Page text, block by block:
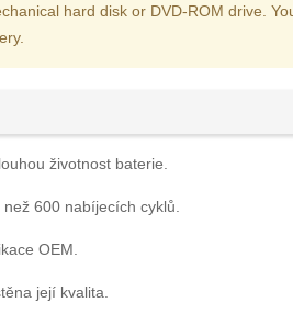
hard disk or DVD-ROM drive.
životnost baterie.
600 nabíjecích cyklů.
OEM.
její kvalita.